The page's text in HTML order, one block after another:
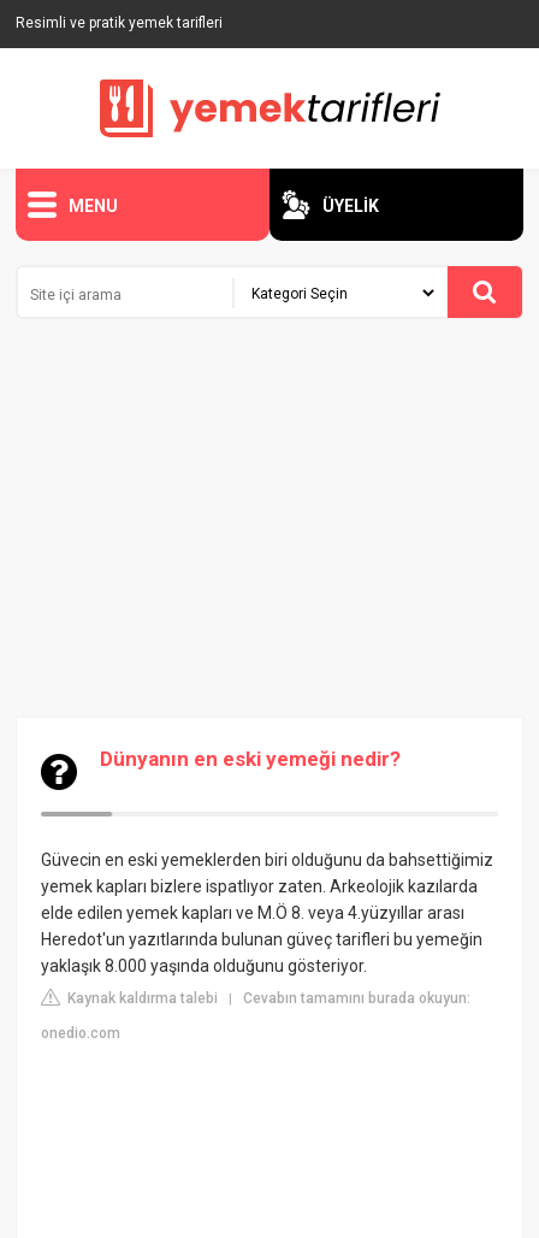
Resimli ve pratik yemek tarifleri
MENU ÜYELİK
Dünyanın en eski yemeği nedir?
Güvecin en eski yemeklerden biri olduğunu da bahsettiğimiz
yemek kapları bizlere ispatlıyor zaten. Arkeolojik kazılarda
elde edilen yemek kapları ve M.Ö 8. veya 4.yüzyıllar arası
Heredot'un yazıtlarında bulunan güveç tarifleri bu yemeğin
yaklaşık 8.000 yaşında olduğunu gösteriyor.
Kaynak kaldırma talebi |Cevabın tamamını burada okuyun:
onedio.com